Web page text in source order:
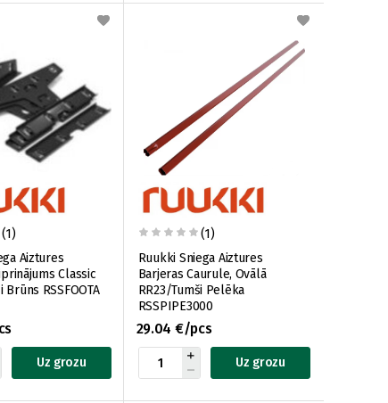
(1)
Aiztures
Classic
Brūns RSSFOOTA
Uz grozu
(1)
Ruukki Sniega Aiztures
Barjeras Caurule, Ovālā
RR23/Tumši Pelēka
RSSPIPE3000
29.04 €/pcs
Uz grozu